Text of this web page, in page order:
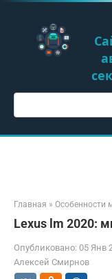
Перейти
контенту
Поиск:
Главная » Особенности
Lexus lm 2020:
Опубликовано: 05 Янв
Алексей Смирнов